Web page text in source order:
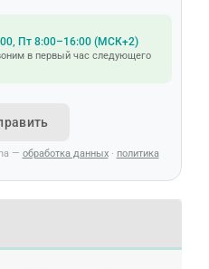
Пт 8:00–16:00 (МСК+2)
в первый час следующего
— обработка данных· политика